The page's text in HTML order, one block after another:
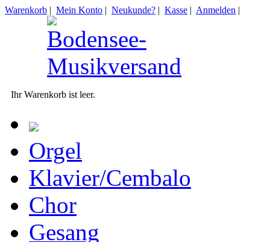
Warenkorb | Mein Konto | Neukunde? | Kasse | Anmelden |
Ihr Warenkorb ist leer.
Orgel
Klavier/Cembalo
Chor
Gesang